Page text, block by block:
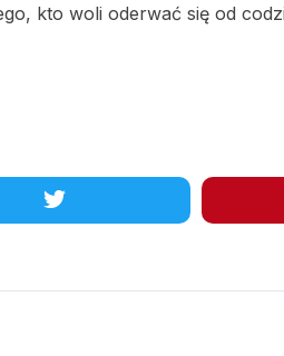
kto woli oderwać się od